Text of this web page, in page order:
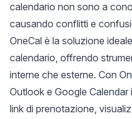
calendario non sono a
causando conflitti e
OneCal è la soluzione
calendario, offrendo
interne che esterne. Con
Outlook e Google Calendar
link di prenotazione,